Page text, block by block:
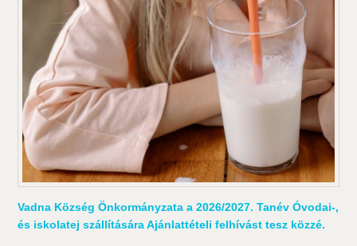
Vadna Község Önkormányzata a 2026/2027. Tanév Óvodai-,
és iskolatej szállítására Ajánlattételi felhívást tesz közzé.